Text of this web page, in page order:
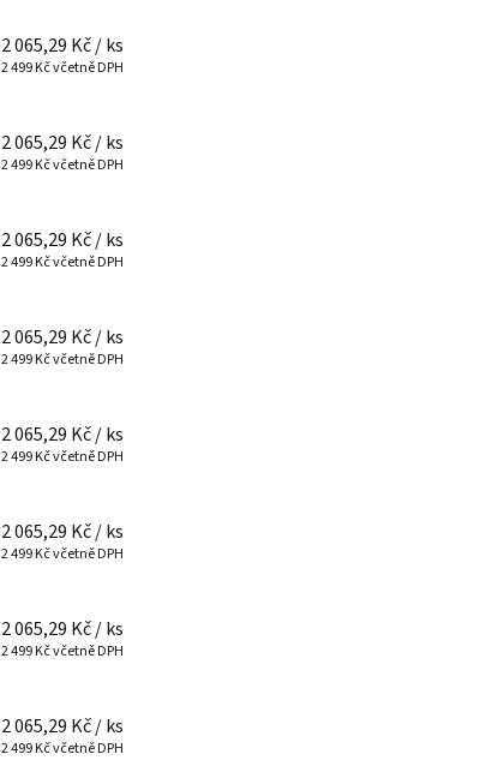
2 065,29 Kč/ ks
2 499 Kč včetně DPH
2 065,29 Kč/ ks
2 499 Kč včetně DPH
2 065,29 Kč/ ks
2 499 Kč včetně DPH
2 065,29 Kč/ ks
2 499 Kč včetně DPH
2 065,29 Kč/ ks
2 499 Kč včetně DPH
2 065,29 Kč/ ks
2 499 Kč včetně DPH
2 065,29 Kč/ ks
2 499 Kč včetně DPH
2 065,29 Kč/ ks
2 499 Kč včetně DPH